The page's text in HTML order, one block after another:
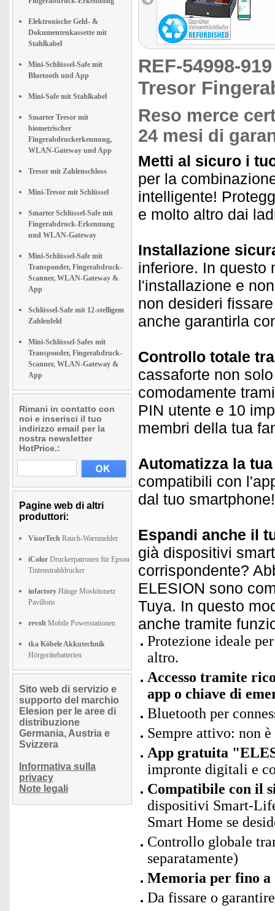
Elektronische Geld- &
Dokumentenkassette mit
Stahlkabel
Mini-Schlüssel-Safe mit
Bluetooth und App
Mini-Safe mit Stahlkabel
Smarter Tresor mit
biometrischer
Fingerabdruckerkennung,
WLAN-Gateway und App
Tresor mit Zahlenschloss
Mini-Tresor mit Schlüssel
Smarter Schlüssel-Safe mit
Fingerabdruck-Erkennung
und WLAN-Gateway
Mini-Schlüssel-Safe mit
Transponder, Fingerabdruck-
Scanner, WLAN-Gateway &
App
Schlüssel-Safe mit 12-stelligem
Zahlenfeld
Mini-Schlüssel-Safes mit
Transponder, Fingerabdruck-
Scanner, WLAN-Gateway &
App
Rimani in contatto con
noi e inserisci il tuo
indirizzo email per la
nostra newsletter
HotPrice.:
Pagine web di altri
produttori:
VisorTech Rauch-Warnmelder
iColor Druckerpatronen für Epson
Tintenstrahldrucker
infactory Hänge Moskitonetz
Pavillons
revolt Mobile Powerstationen
tka Köbele Akkutechnik
Hörgerätebatterien
Sito web di servizio e
supporto del marchio
Elesion per le aree di
distribuzione
Germania, Austria e
Svizzera
Informativa sulla
privacy
Note legali
REF-54998-
Tresor
Reso merce
24 mesi di
Metti al sicuro i
per la
intelligente!
e molto altro dai
Installazione
inferiore. In questo
l'installazione e
non desideri
anche garantirla
Controllo totale
cassaforte non
comodamente
PIN utente e 10
membri della tua
Automatizza la
compatibili con
dal tuo smartphone!
Espandi anche il
già dispositivi
corrispondente?
ELESION sono
Tuya. In questo
anche tramite
Protezione ideale
altro.
Accesso tramite
app o chiave di
Bluetooth per
Sempre attivo: non
App gratuita
impronte digitali e
Compatibile con il
dispositivi Smart-
Smart Home se
Controllo globale
separatamente)
Memoria per fino a
Da fissare o